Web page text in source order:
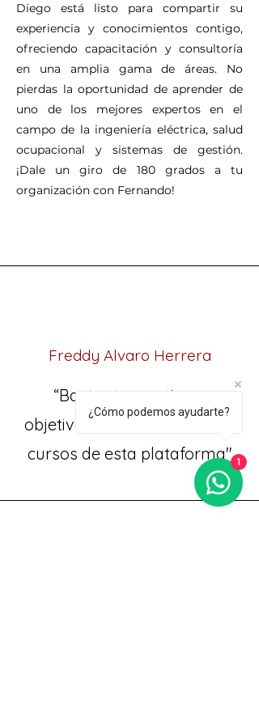
Diego está listo para compartir su
experiencia y conocimientos contigo,
ofreciendo capacitación y consultoría
en una amplia gama de áreas. No
pierdas la oportunidad de aprender de
uno de los mejores expertos en el
campo de la ingeniería eléctrica, salud
ocupacional y sistemas de gestión.
¡Dale un giro de 180 grados a tu
organización con Fernando!
Freddy Alvaro Herrera
“Bastante practico y
objetivo, uno de los mejores
cursos de esta plataforma"
¿Cómo podemos ayudarte?
1